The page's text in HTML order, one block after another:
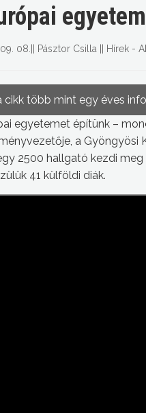
08. Pásztor Csilla Hírek -
cikk több mint egy éves
egyetemet építünk –
a Gyöngyösi
2500 hallgató kezdi
41 külföldi diák.